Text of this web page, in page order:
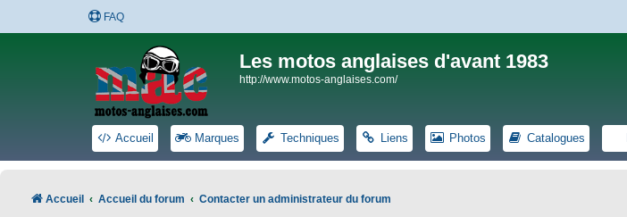
FAQ
Les motos anglaises d'avant 1983
http://www.motos-anglaises.com/
Accueil Marques Techniques Liens Photos Catalogues
Accueil Accueil du forum Contacter un administrateur du forum